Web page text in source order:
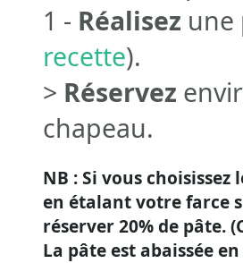
1 - Réalisez une
recette).
> Réservez
chapeau.
NB : Si vous choisissez
en étalant votre farce
réserver 20% de pâte.
La pâte est abaissée